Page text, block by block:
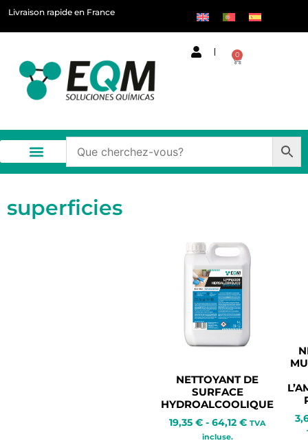
Livraison rapide en France
0
superficies
NETTOYANT DE
SURFACE
HYDROALCOOLIQUE
19,35 € - 64,12 € TVA
incluse.